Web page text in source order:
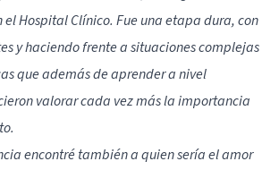
el Hospital Clínico. Fue una etapa dura, con
y haciendo frente a situaciones complejas
que además de aprender a nivel
valorar cada vez más la importancia
encontré también a quien sería el amor